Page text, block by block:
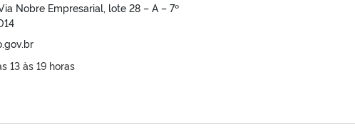
Nobre Empresarial, lote 28 – A – 7º
13 às 19 horas